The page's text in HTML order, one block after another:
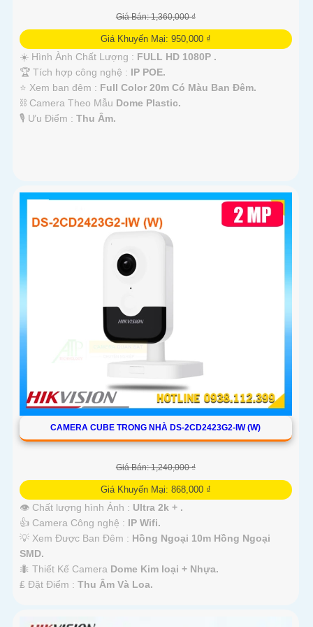
Giá Bán: 1,360,000 ₫
Giá Khuyến Mại: 950,000 ₫
☀️ Hình Ành Chất Lượng : FULL HD 1080P .
🏆 Tích hợp công nghệ : IP POE.
⭐ Xem ban đêm : Full Color 20m Có Màu Ban Ðêm.
⛓ Camera Theo Mẫu Dome Plastic.
️🎙 Ưu Điểm : Thu Âm.
CAMERA CUBE TRONG NHÀ DS-2CD2423G2-IW (W)
Giá Bán: 1,240,000 ₫
Giá Khuyến Mại: 868,000 ₫
👁 Chất lượng hình Ảnh : Ultra 2k + .
👍 Camera Công nghệ : IP Wifi.
💡 Xem Được Ban Đêm : Hồng Ngoại 10m Hồng Ngoại
SMD.
🐜 Thiết Kế Camera Dome Kim loại + Nhựa.
️₤ Đặt Điểm : Thu Âm Và Loa.